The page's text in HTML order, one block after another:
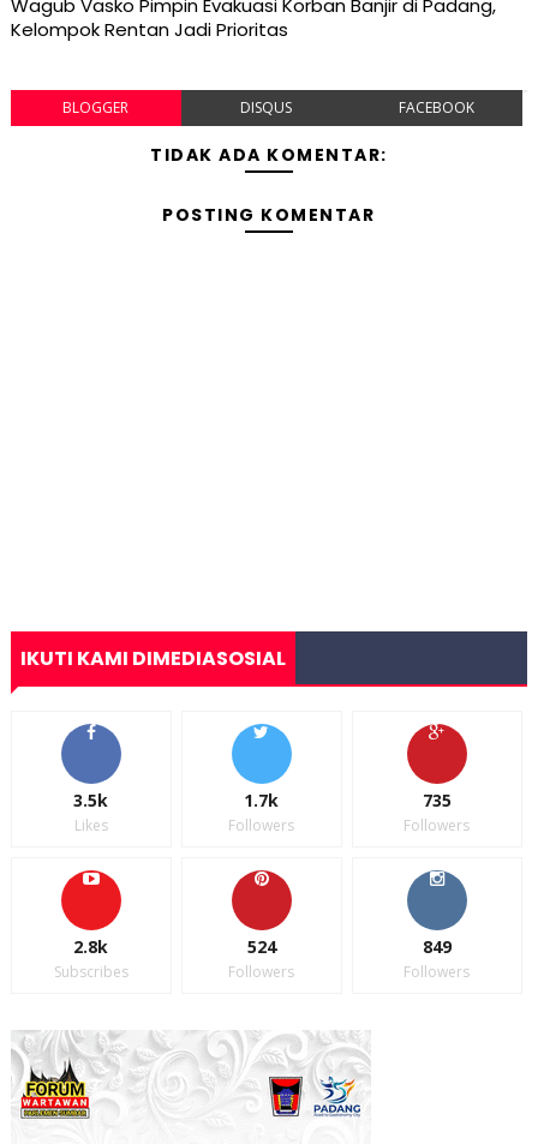
Wagub Vasko Pimpin Evakuasi Korban Banjir di Padang,
Kelompok Rentan Jadi Prioritas
BLOGGER DISQUS FACEBOOK
TIDAK ADA KOMENTAR:
POSTING KOMENTAR
IKUTI KAMI DIMEDIASOSIAL
3.5k
Likes
1.7k
Followers
735
Followers
2.8k
Subscribes
524
Followers
849
Followers